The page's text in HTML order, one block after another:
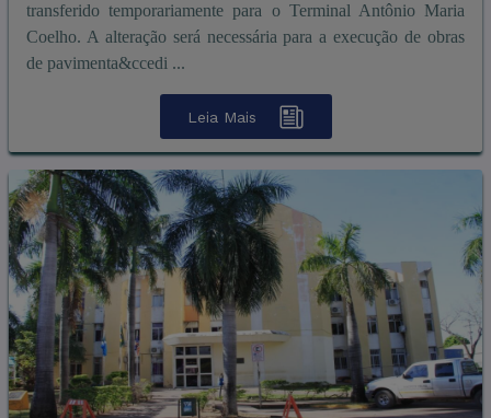
transferido temporariamente para o Terminal Antônio Maria
Coelho. A alteração será necessária para a execução de obras
de pavimenta&ccedi ...
Leia Mais